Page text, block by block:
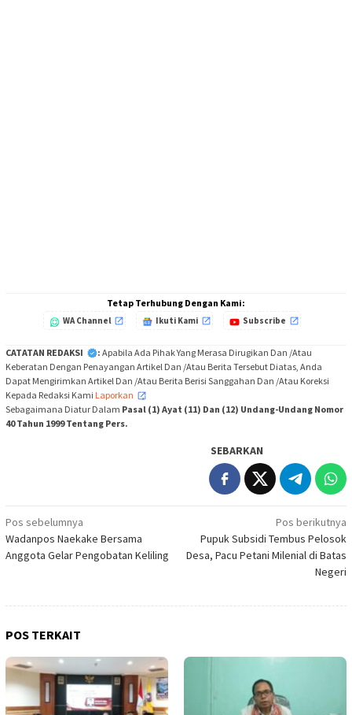
Tetap Terhubung Dengan Kami:
WA Channel Ikuti Kami Subscribe
CATATAN REDAKSI : Apabila Ada Pihak Yang Merasa Dirugikan Dan /Atau
Keberatan Dengan Penayangan Artikel Dan /Atau Berita Tersebut Diatas, Anda
Dapat Mengirimkan Artikel Dan /Atau Berita Berisi Sanggahan Dan /Atau Koreksi
Kepada Redaksi Kami Laporkan
,
Sebagaimana Diatur Dalam Pasal (1) Ayat (11) Dan (12) Undang-Undang Nomor
40 Tahun 1999 Tentang Pers.
SEBARKAN
Navigasi
pos
Pos sebelumnya
Wadanpos Naekake Bersama
Anggota Gelar Pengobatan Keliling
Pos berikutnya
Pupuk Subsidi Tembus Pelosok
Desa, Pacu Petani Milenial di Batas
Negeri
POS TERKAIT